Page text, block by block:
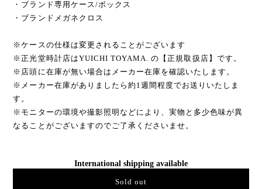
・ブランド専用ケース/ボックス
・ブランドメガネクロス
※ケースの仕様は変更されることがございます
※正光堂時計店はYUICHI TOYAMA. の【正規取扱店】です。
※店頭に在庫が無い場合はメーカー在庫を確認いたします。
※メーカー在庫がありましたら約1週間程度でお送りいたしま
す。
※モニターの環境や撮影照明などにより、実物と多少色味が異
なることがございますのでご了承くださいませ。
International shipping available
Sold out